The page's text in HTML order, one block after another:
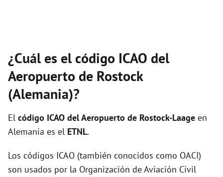
¿Cuál es el código ICAO del
Aeropuerto de Rostock
(Alemania)?
El código ICAO delAeropuerto de Rostock-Laage en
Alemania es el ETNL.
Los códigos ICAO (también conocidos como OACI)
son usados por la Organización de Aviación Civil